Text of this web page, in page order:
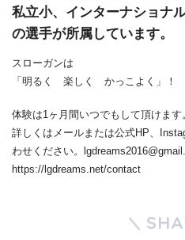
私立小、インターナショナ
の選手が所属しています。
スローガンは
「明るく 楽しく かっこよく」！
体験は1ヶ月間いつでもして頂けます
詳しくはメールまたは公式HP、
わせください。
https://lgdreams.net/contact